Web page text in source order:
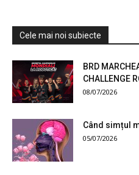
Cele mai noi subiecte
BRD
CHALLENGE
08/07/2026
Când simțul
05/07/2026